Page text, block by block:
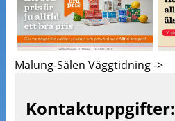
Malung-Sälen Väggtidning ->
Kontaktuppgifter: